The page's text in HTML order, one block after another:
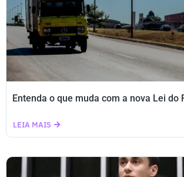
Entenda o que muda com a nova Lei do
LEIA MAIS